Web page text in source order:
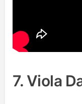
7. Viola